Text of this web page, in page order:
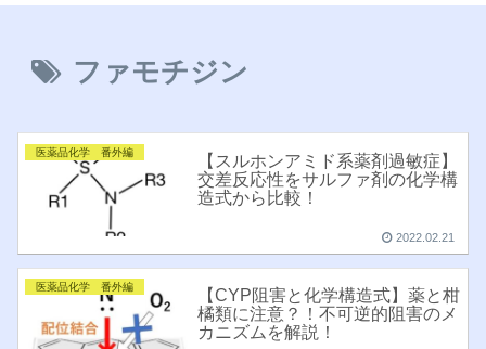
ファモチジン
医薬品化学 番外編
【スルホンアミド系薬剤過敏症】
交差反応性をサルファ剤の化学構
造式から比較！
2022.02.21
医薬品化学 番外編
【CYP阻害と化学構造式】薬と柑
橘類に注意？！不可逆的阻害のメ
カニズムを解説！